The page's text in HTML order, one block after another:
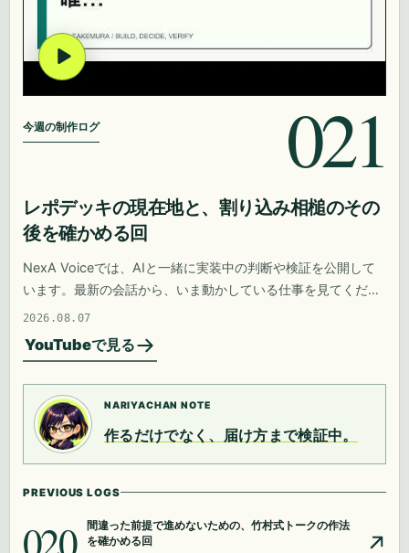
今週の制作ログ 021
レポデッキの現在地と、割り込み相槌のその
後を確かめる回
NexA Voiceでは、AIと一緒に実装中の判断や検証を公開して
います。最新の会話から、いま動かしている仕事を見てくださ
い。
2026.08.07
YouTubeで見る
NARIYACHAN NOTE
作るだけでなく、届け方まで検証中。
PREVIOUS LOGS
020
間違った前提で進めないための、竹村式トークの作法
を確かめる回